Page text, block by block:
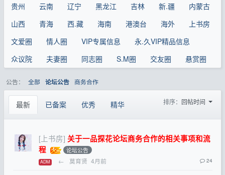
贵州
云南 辽宁 黑龙江 吉林 新.疆
内蒙古
山西
青海 西.藏 海南 港澳台 海外
上书房
文爱圈
情人圈 VIP专属信息
永.久VIP精品信息
众议院
夫妻圈 同志圈 S.M圈 交友圈 悬赏圈
公告： 全部 论坛公告 商务合作
最新 已备案 优秀 精华 排序： 回帖时间
[上书房] 关于一品探花论坛商务合作的相关事项和流
程
论坛公告
ADM ← 莫育贤 4月前 24